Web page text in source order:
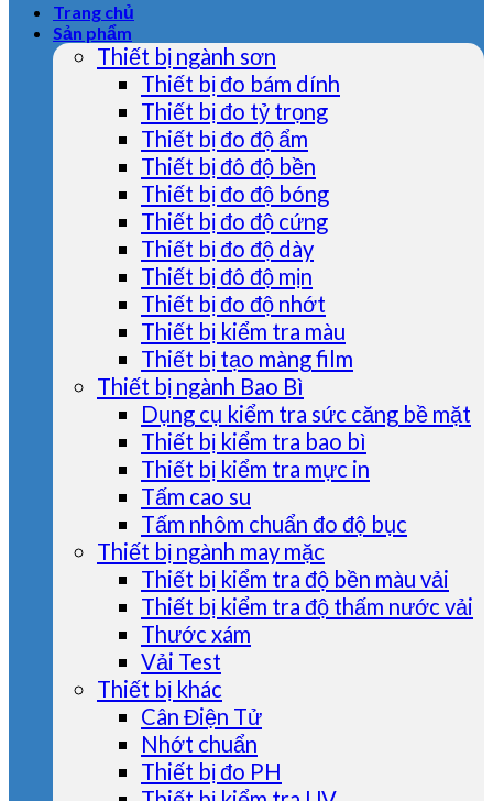
Trang chủ
Sản phẩm
Thiết bị ngành sơn
Thiết bị đo bám dính
Thiết bị đo tỷ trọng
Thiết bị đo độ ẩm
Thiết bị đô độ bền
Thiết bị đo độ bóng
Thiết bị đo độ cứng
Thiết bị đo độ dày
Thiết bị đô độ mịn
Thiết bị đo độ nhớt
Thiết bị kiểm tra màu
Thiết bị tạo màng film
Thiết bị ngành Bao Bì
Dụng cụ kiểm tra sức căng bề mặt
Thiết bị kiểm tra bao bì
Thiết bị kiểm tra mực in
Tấm cao su
Tấm nhôm chuẩn đo độ bục
Thiết bị ngành may mặc
Thiết bị kiểm tra độ bền màu vải
Thiết bị kiểm tra độ thấm nước vải
Thước xám
Vải Test
Thiết bị khác
Cân Điện Tử
Nhớt chuẩn
Thiết bị đo PH